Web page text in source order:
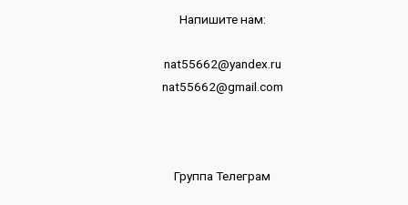
Напишите нам:
nat55662@yandex.ru
nat55662@gmail.com
Группа Телеграм